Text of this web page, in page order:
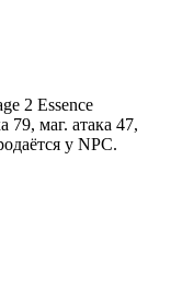
2 Essence
79, маг. атака 47,
у NPC.